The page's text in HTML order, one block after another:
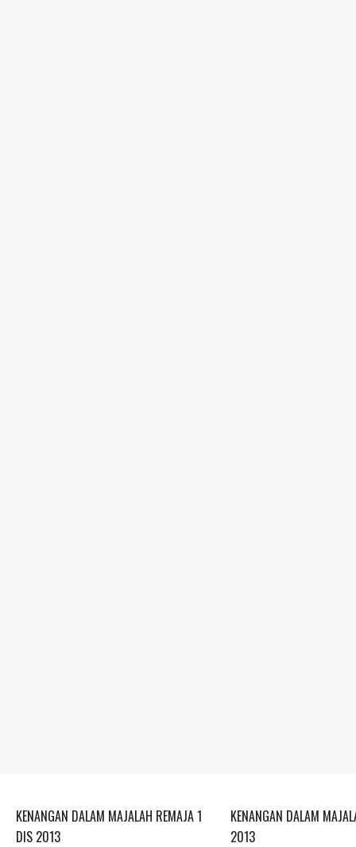
KENANGAN DALAM MAJALAH REMAJA 1
DIS 2013
KENANGAN DALAM
2013